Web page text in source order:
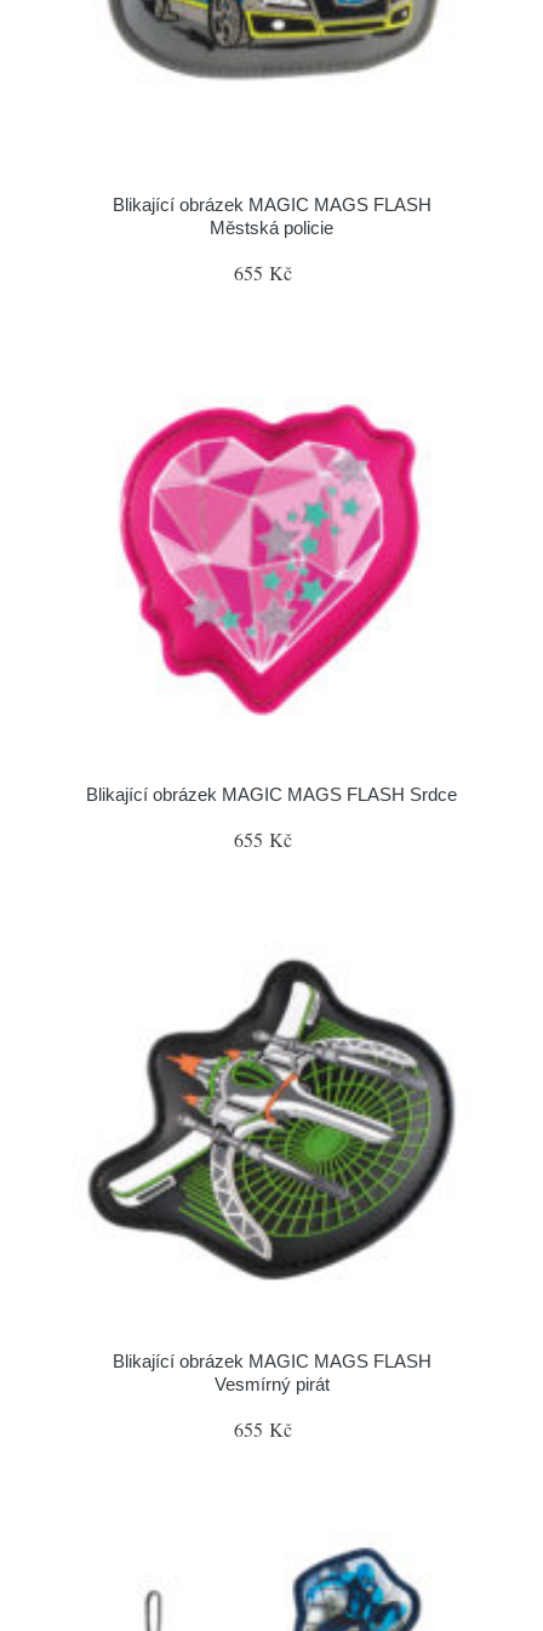
Blikající obrázek MAGIC MAGS FLASH
Městská policie
655 Kč
Blikající obrázek MAGIC MAGS FLASH Srdce
655 Kč
Blikající obrázek MAGIC MAGS FLASH
Vesmírný pirát
655 Kč